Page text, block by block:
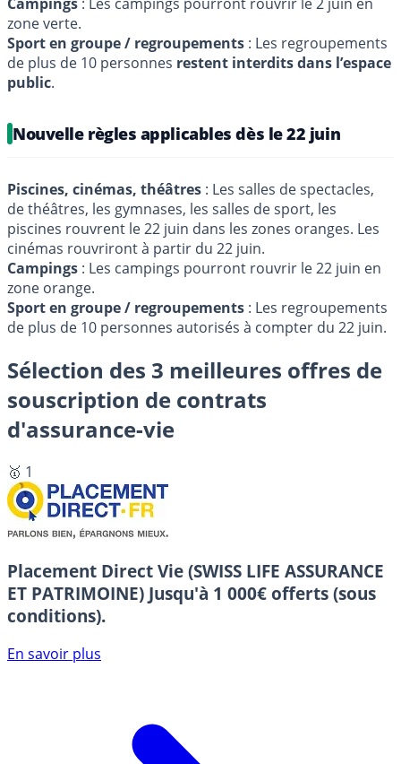
zone verte.
Sport en groupe / regroupements : Les regroupements
de plus de 10 personnes restent interdits dans l’espace
public.
Nouvelle règles applicables dès le 22 juin
Piscines, cinémas, théâtres : Les salles de spectacles,
de théâtres, les gymnases, les salles de sport, les
piscines rouvrent le 22 juin dans les zones oranges. Les
cinémas rouvriront à partir du 22 juin.
Campings : Les campings pourront rouvrir le 22 juin en
zone orange.
Sport en groupe / regroupements : Les regroupements
de plus de 10 personnes autorisés à compter du 22 juin.
Sélection des 3 meilleures offres de
souscription de contrats
d'assurance-vie
🥇 1
Placement Direct Vie (SWISS LIFE ASSURANCE
ET PATRIMOINE) Jusqu'à 1 000€ offerts (sous
conditions).
En savoir plus